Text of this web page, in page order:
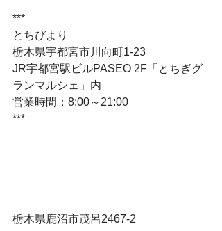
***
とちびより
栃木県宇都宮市川向町1-23
JR宇都宮駅ビルPASEO 2F「とちぎグ
ランマルシェ」内
営業時間：8:00～21:00
***
栃木県鹿沼市茂呂2467-2